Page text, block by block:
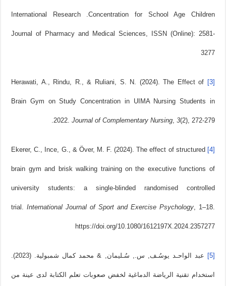
Concentration for School Age Children.‏ International Research
Journal of Pharmacy and Medical Sciences, ISSN (Online): 2581-
3277
[3]
Herawati, A., Rindu, R., & Ruliani, S. N. (2024). The Effect of
Brain Gym on Study Concentration in UIMA Nursing Students in
2022. Journal of Complementary Nursing, 3(2), 272-279.‏
[4]
Ekerer, C., Ince, G., & Över, M. F. (2024). The effect of structured
brain gym and brisk walking training on the executive functions of
university students: a single-blinded randomised controlled
trial.International Journal of Sport and Exercise Psychology, 1–18.
https://doi.org/10.1080/1612197X.2024.2357277
[5] عبد الواحـد يوسُـف, س., سُـليمان, & محمد كمال شمبولية. (2023).
استخدام تقنية الرياضة الدماغية لخفض صعوبات تعلم الكتابة لدى عينة من